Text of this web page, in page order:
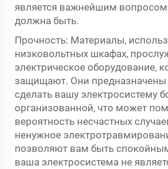
является важнейшим
должна быть.
Прочность: Материалы,
низковольтных шкафах,
электрическое оборудование,
защищают. Они предназначены
сделать вашу электросистему
организованной, что может
вероятность несчастных
ненужное
позволяют вам быть
ваша электросистема не